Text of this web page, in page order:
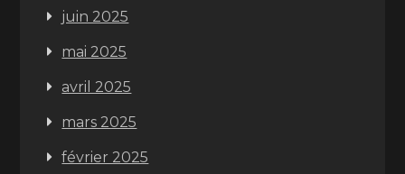
juin 2025
mai 2025
avril 2025
mars 2025
février 2025